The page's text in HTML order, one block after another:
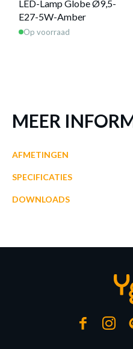
LED-Lamp Globe Ø9,5-
E27-5W-Amber
Op voorraad
MEER
AFMETINGEN
SPECIFICATIES
DOWNLOADS